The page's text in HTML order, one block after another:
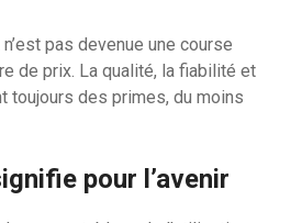
pas devenue une course
de prix. La qualité, la fiabilité et
toujours des primes, du moins
pour l’avenir